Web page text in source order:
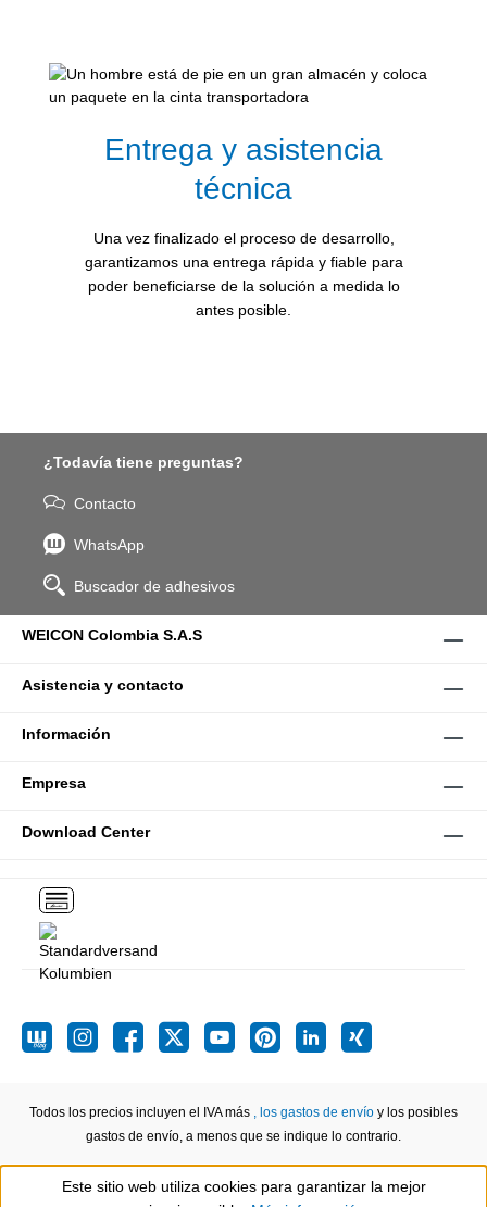
Entrega y asistencia
técnica
Una vez finalizado el proceso de desarrollo,
garantizamos una entrega rápida y fiable para
poder beneficiarse de la solución a medida lo
antes posible.
¿Todavía tiene preguntas?
Contacto
WhatsApp
Buscador de adhesivos
WEICON Colombia S.A.S
Asistencia y contacto
Información
Empresa
Download Center
Todos los precios incluyen el IVA más , los gastos de envío y los posibles
gastos de envío, a menos que se indique lo contrario.
Este sitio web utiliza cookies para garantizar la mejor